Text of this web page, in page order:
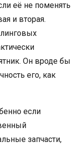
её не поменять
и вторая.
Он вроде бы
его, как
если
запчасти,